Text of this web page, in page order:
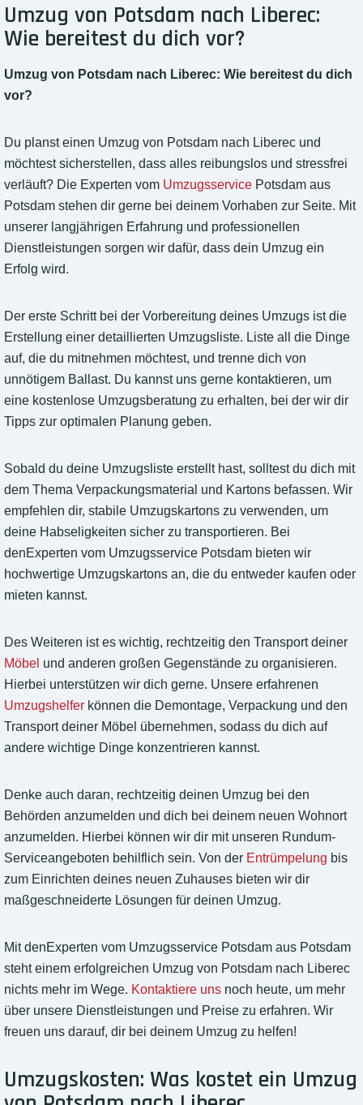
Umzug von Potsdam nach Liberec:
Wie bereitest du dich vor?
Umzug von Potsdam nach Liberec: Wie bereitest du dich
vor?
Du planst einen Umzug von Potsdam nach Liberec und
möchtest sicherstellen, dass alles reibungslos und stressfrei
verläuft? Die Experten vom Umzugsservice Potsdam aus
Potsdam stehen dir gerne bei deinem Vorhaben zur Seite. Mit
unserer langjährigen Erfahrung und professionellen
Dienstleistungen sorgen wir dafür, dass dein Umzug ein
Erfolg wird.
Der erste Schritt bei der Vorbereitung deines Umzugs ist die
Erstellung einer detaillierten Umzugsliste. Liste all die Dinge
auf, die du mitnehmen möchtest, und trenne dich von
unnötigem Ballast. Du kannst uns gerne kontaktieren, um
eine kostenlose Umzugsberatung zu erhalten, bei der wir dir
Tipps zur optimalen Planung geben.
Sobald du deine Umzugsliste erstellt hast, solltest du dich mit
dem Thema Verpackungsmaterial und Kartons befassen. Wir
empfehlen dir, stabile Umzugskartons zu verwenden, um
deine Habseligkeiten sicher zu transportieren. Bei
denExperten vom Umzugsservice Potsdam bieten wir
hochwertige Umzugskartons an, die du entweder kaufen oder
mieten kannst.
Des Weiteren ist es wichtig, rechtzeitig den Transport deiner
Möbel und anderen großen Gegenstände zu organisieren.
Hierbei unterstützen wir dich gerne. Unsere erfahrenen
Umzugshelfer können die Demontage, Verpackung und den
Transport deiner Möbel übernehmen, sodass du dich auf
andere wichtige Dinge konzentrieren kannst.
Denke auch daran, rechtzeitig deinen Umzug bei den
Behörden anzumelden und dich bei deinem neuen Wohnort
anzumelden. Hierbei können wir dir mit unseren Rundum-
Serviceangeboten behilflich sein. Von der Entrümpelung bis
zum Einrichten deines neuen Zuhauses bieten wir dir
maßgeschneiderte Lösungen für deinen Umzug.
Mit denExperten vom Umzugsservice Potsdam aus Potsdam
steht einem erfolgreichen Umzug von Potsdam nach Liberec
nichts mehr im Wege. Kontaktiere uns noch heute, um mehr
über unsere Dienstleistungen und Preise zu erfahren. Wir
freuen uns darauf, dir bei deinem Umzug zu helfen!
Umzugskosten: Was kostet ein Umzug